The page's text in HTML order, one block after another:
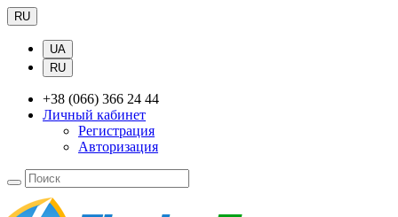
RU
UA
RU
+38 (066) 366 24 44
Личный кабинет
Регистрация
Авторизация